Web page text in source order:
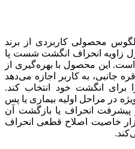
محصولی کاربردی از برند
زاویه انحراف انگشت شست پا
این محصول با بهره‌گیری از
جانبی، به کاربر اجازه می‌دهد
برای انگشت خود انتخاب کند.
در مراحل اولیه بیماری یا پس
پیشرفت انحراف یا بازگشت آن
خاصیت اصلاح قطعی انحراف